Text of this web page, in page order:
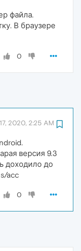
файла.
В браузере
0
2020, 2:25 AM
версия 9.3
доходило до
acc
0